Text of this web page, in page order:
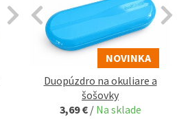
NOVINKA
Duopúzdro na okuliare a
šošovky
3,69 € / Na sklade